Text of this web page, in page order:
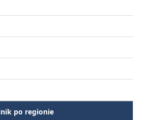
po regionie